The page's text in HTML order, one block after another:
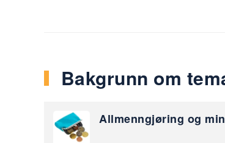
Bakgrunn om
Allmenngjøring og